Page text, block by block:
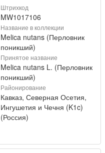
Штрихкод
MW1017106
Название в коллекции
Melica nutans (Перловник
поникший)
Принятое название
Melica nutans L. (Перловник
поникший)
Районирование
Кавказ, Северная Осетия,
Ингушетия и Чечня (K1c)
(Россия)